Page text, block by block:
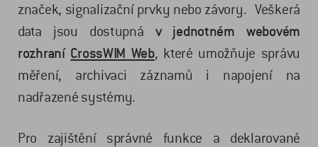
značek, signalizační prvky nebo závory. Veškerá
data jsou dostupná v jednotném webovém
rozhraní CrossWIM Web, které umožňuje správu
měření, archivaci záznamů i napojení na
nadřazené systémy.
Pro zajištění správné funkce a deklarované